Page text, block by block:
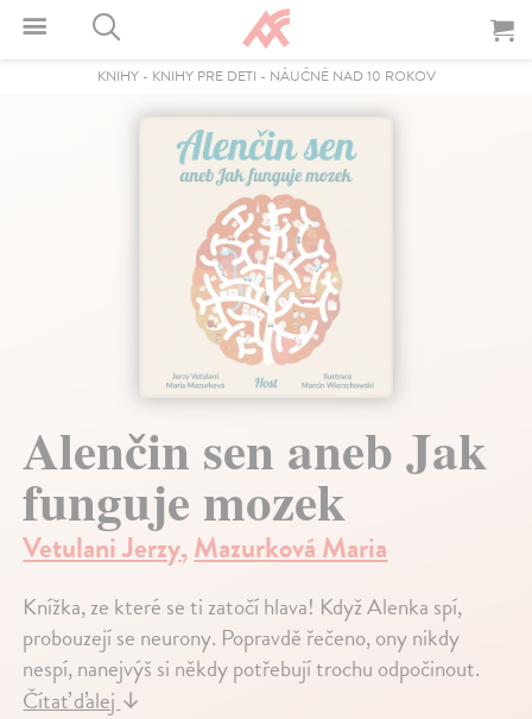
KNIHY- KNIHY PRE DETI - NÁUČNÉ NAD 10 ROKOV
Alenčin sen aneb Jak
funguje mozek
Vetulani Jerzy,Mazurková Maria
Knížka, ze které se ti zatočí hlava! Když Alenka spí,
probouzejí se neurony. Popravdě řečeno, ony nikdy
nespí, nanejvýš si někdy potřebují trochu odpočinout.
Čítať ďalej↓